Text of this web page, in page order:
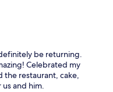
be returning.
Celebrated my
the restaurant, cake,
and him.